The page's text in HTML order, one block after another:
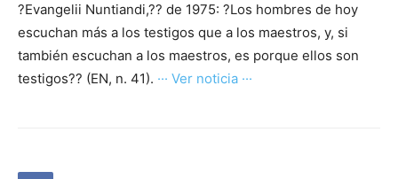
?Evangelii Nuntiandi,?? de 1975: ?Los hombres de hoy
escuchan más a los testigos que a los maestros, y, si
también escuchan a los maestros, es porque ellos son
testigos?? (EN, n. 41). ··· Ver noticia ···